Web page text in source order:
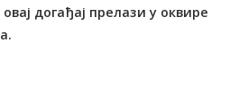
догађај прелази у оквире